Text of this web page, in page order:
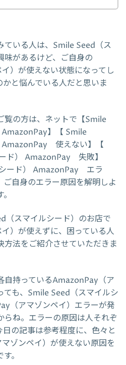
ている人は、Smile Seed（ス
味があるけど、ご自身の
）が使えない状態になってし
と悩んでいる人だと思いま
覧の方は、ネットで【Smile
】【 Smile
AmazonPay 使えない】【
ド） AmazonPay 失敗】
ード） AmazonPay エラ
自身のエラー原因を解明しよ
（スマイルシード）のお店で
）が使えずに、困っている人
方法をご紹介させていただきま
自持っているAmazonPay（ア
ても、Smile Seed（スマイルシ
（アマゾンペイ）エラーが発
らね。エラーの原因は人それぞ
の記事は参考程度に、色々と
ゾンペイ）が使えない原因を
。